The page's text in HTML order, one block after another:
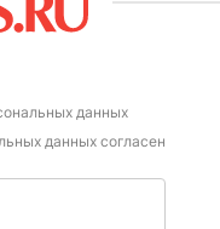
данных
данных согласен